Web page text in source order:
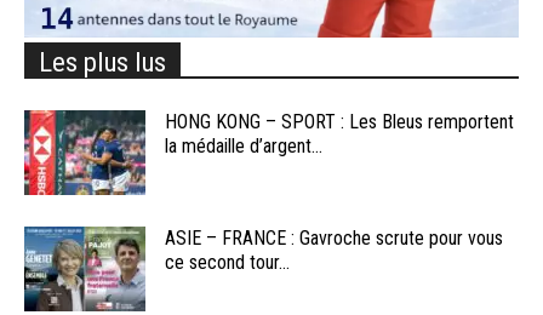
Les plus lus
HONG KONG – SPORT : Les Bleus remportent
la médaille d’argent...
ASIE – FRANCE : Gavroche scrute pour vous
ce second tour...